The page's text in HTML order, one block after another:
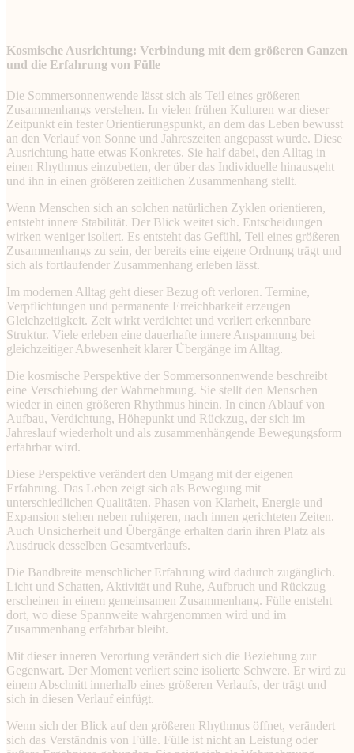
Kosmische Ausrichtung: Verbindung mit dem größeren Ganzen
und die Erfahrung von Fülle
Die Sommersonnenwende lässt sich als Teil eines größeren
Zusammenhangs verstehen. In vielen frühen Kulturen war dieser
Zeitpunkt ein fester Orientierungspunkt, an dem das Leben bewusst
an den Verlauf von Sonne und Jahreszeiten angepasst wurde. Diese
Ausrichtung hatte etwas Konkretes. Sie half dabei, den Alltag in
einen Rhythmus einzubetten, der über das Individuelle hinausgeht
und ihn in einen größeren zeitlichen Zusammenhang stellt.
Wenn Menschen sich an solchen natürlichen Zyklen orientieren,
entsteht innere Stabilität. Der Blick weitet sich. Entscheidungen
wirken weniger isoliert. Es entsteht das Gefühl, Teil eines größeren
Zusammenhangs zu sein, der bereits eine eigene Ordnung trägt und
sich als fortlaufender Zusammenhang erleben lässt.
Im modernen Alltag geht dieser Bezug oft verloren. Termine,
Verpflichtungen und permanente Erreichbarkeit erzeugen
Gleichzeitigkeit. Zeit wirkt verdichtet und verliert erkennbare
Struktur. Viele erleben eine dauerhafte innere Anspannung bei
gleichzeitiger Abwesenheit klarer Übergänge im Alltag.
Die kosmische Perspektive der Sommersonnenwende beschreibt
eine Verschiebung der Wahrnehmung. Sie stellt den Menschen
wieder in einen größeren Rhythmus hinein. In einen Ablauf von
Aufbau, Verdichtung, Höhepunkt und Rückzug, der sich im
Jahreslauf wiederholt und als zusammenhängende Bewegungsform
erfahrbar wird.
Diese Perspektive verändert den Umgang mit der eigenen
Erfahrung. Das Leben zeigt sich als Bewegung mit
unterschiedlichen Qualitäten. Phasen von Klarheit, Energie und
Expansion stehen neben ruhigeren, nach innen gerichteten Zeiten.
Auch Unsicherheit und Übergänge erhalten darin ihren Platz als
Ausdruck desselben Gesamtverlaufs.
Die Bandbreite menschlicher Erfahrung wird dadurch zugänglich.
Licht und Schatten, Aktivität und Ruhe, Aufbruch und Rückzug
erscheinen in einem gemeinsamen Zusammenhang. Fülle entsteht
dort, wo diese Spannweite wahrgenommen wird und im
Zusammenhang erfahrbar bleibt.
Mit dieser inneren Verortung verändert sich die Beziehung zur
Gegenwart. Der Moment verliert seine isolierte Schwere. Er wird zu
einem Abschnitt innerhalb eines größeren Verlaufs, der trägt und
sich in diesen Verlauf einfügt.
Wenn sich der Blick auf den größeren Rhythmus öffnet, verändert
sich das Verständnis von Fülle. Fülle ist nicht an Leistung oder